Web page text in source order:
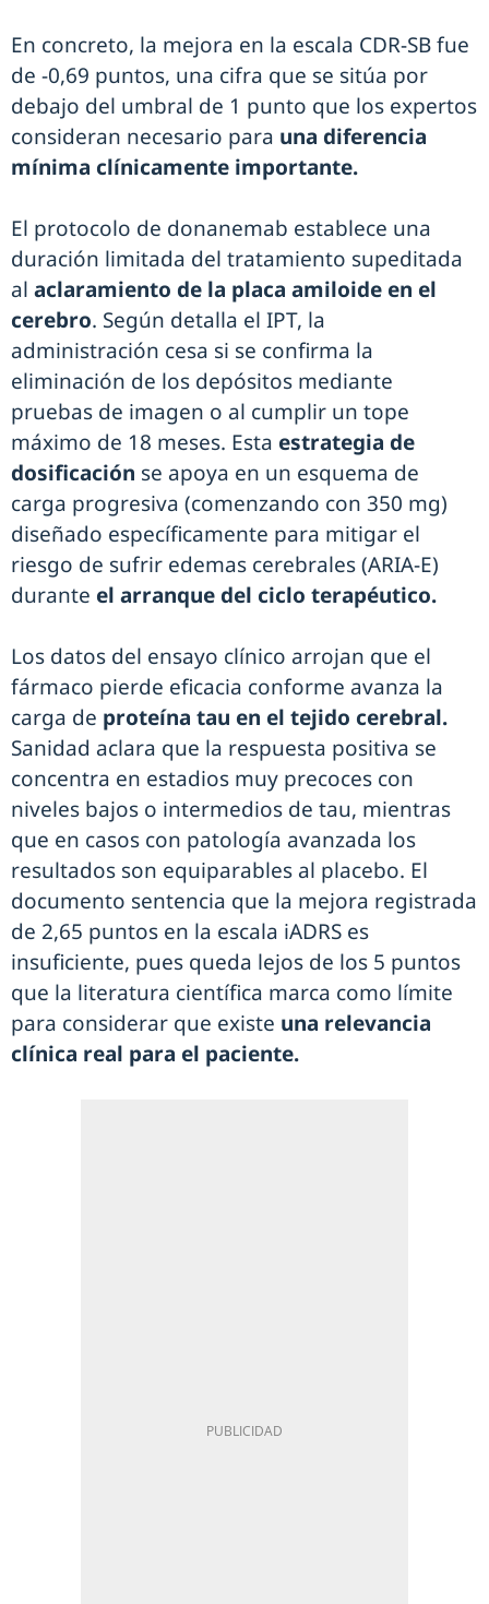
En concreto, la mejora en la escala CDR-SB fue
de -0,69 puntos, una cifra que se sitúa por
debajo del umbral de 1 punto que los expertos
consideran necesario para una diferencia
mínima clínicamente importante.
El protocolo de donanemab establece una
duración limitada del tratamiento supeditada
al aclaramiento de la placa amiloide en el
cerebro. Según detalla el IPT, la
administración cesa si se confirma la
eliminación de los depósitos mediante
pruebas de imagen o al cumplir un tope
máximo de 18 meses. Esta estrategia de
dosificación se apoya en un esquema de
carga progresiva (comenzando con 350 mg)
diseñado específicamente para mitigar el
riesgo de sufrir edemas cerebrales (ARIA-E)
durante el arranque del ciclo terapéutico.
Los datos del ensayo clínico arrojan que el
fármaco pierde eficacia conforme avanza la
carga de proteína tau en el tejido cerebral.
Sanidad aclara que la respuesta positiva se
concentra en estadios muy precoces con
niveles bajos o intermedios de tau, mientras
que en casos con patología avanzada los
resultados son equiparables al placebo. El
documento sentencia que la mejora registrada
de 2,65 puntos en la escala iADRS es
insuficiente, pues queda lejos de los 5 puntos
que la literatura científica marca como límite
para considerar que existe una relevancia
clínica real para el paciente.